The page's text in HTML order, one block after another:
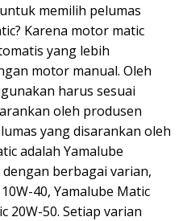
memilih pelumas
Karena motor matic
yang lebih
motor manual. Oleh
harus sesuai
oleh produsen
yang disarankan oleh
adalah Yamalube
berbagai varian,
40, Yamalube Matic
20W-50. Setiap varian